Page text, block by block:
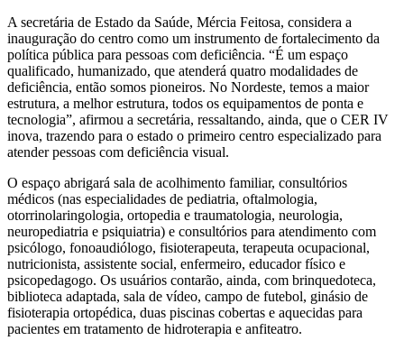
A secretária de Estado da Saúde, Mércia Feitosa, considera a
inauguração do centro como um instrumento de fortalecimento da
política pública para pessoas com deficiência. “É um espaço
qualificado, humanizado, que atenderá quatro modalidades de
deficiência, então somos pioneiros. No Nordeste, temos a maior
estrutura, a melhor estrutura, todos os equipamentos de ponta e
tecnologia”, afirmou a secretária, ressaltando, ainda, que o CER IV
inova, trazendo para o estado o primeiro centro especializado para
atender pessoas com deficiência visual.
O espaço abrigará sala de acolhimento familiar, consultórios
médicos (nas especialidades de pediatria, oftalmologia,
otorrinolaringologia, ortopedia e traumatologia, neurologia,
neuropediatria e psiquiatria) e consultórios para atendimento com
psicólogo, fonoaudiólogo, fisioterapeuta, terapeuta ocupacional,
nutricionista, assistente social, enfermeiro, educador físico e
psicopedagogo. Os usuários contarão, ainda, com brinquedoteca,
biblioteca adaptada, sala de vídeo, campo de futebol, ginásio de
fisioterapia ortopédica, duas piscinas cobertas e aquecidas para
pacientes em tratamento de hidroterapia e anfiteatro.